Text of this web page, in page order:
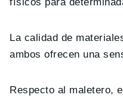
físicos para
La calidad de
ambos ofrecen una
Respecto al maletero,